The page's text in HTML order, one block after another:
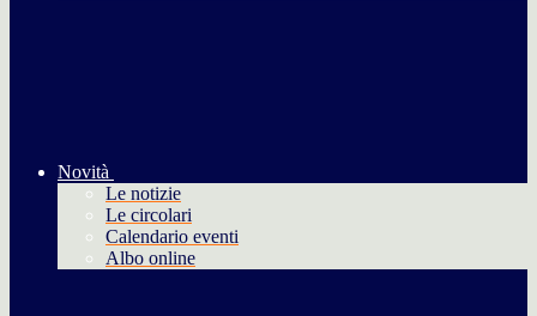
Novità
Le notizie
Le circolari
Calendario eventi
Albo online